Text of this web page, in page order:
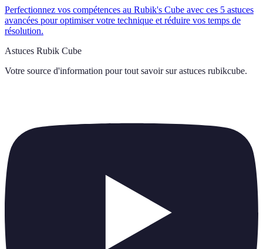
Perfectionnez vos compétences au Rubik's Cube avec ces 5 astuces
avancées pour optimiser votre technique et réduire vos temps de
résolution.
Astuces Rubik Cube
Votre source d'information pour tout savoir sur astuces rubikcube.